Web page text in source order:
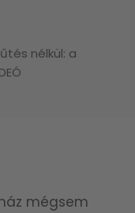
nélkül: a
mégsem